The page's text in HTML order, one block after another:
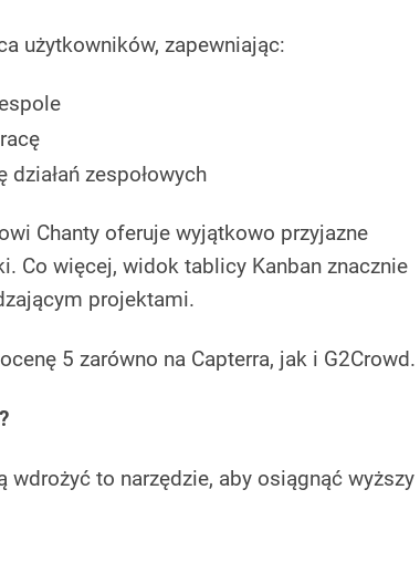
użytkowników, zapewniając:
zespołowych
Chanty oferuje wyjątkowo przyjazne
Co więcej, widok tablicy Kanban znacznie
projektami.
5 zarówno na Capterra, jak i G2Crowd.
to narzędzie, aby osiągnąć wyższy